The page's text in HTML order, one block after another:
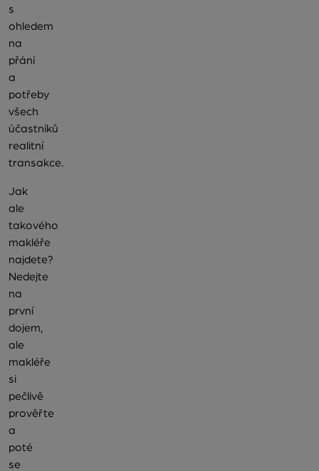
s
ohledem
na
přání
a
potřeby
všech
účastníků
realitní
transakce.
Jak
ale
takového
makléře
najdete?
Nedejte
na
první
dojem,
ale
makléře
si
pečlivě
prověřte
a
poté
se